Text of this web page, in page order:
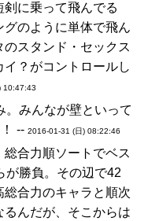
に乗って飛んでる
のように単体で飛ん
スタンド・セックス
？がコントロールし
10:47:43
。みんなが壁といって
-- 2016-01-31 (日) 08:22:46
合力順ソートでベス
が勝負。その辺で42
合力のキャラと順次
るんだが、そこからは